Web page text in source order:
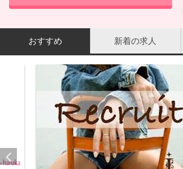
おすすめ 新着の求人